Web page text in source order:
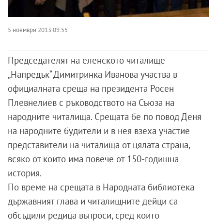
5 ноември 2013 09:55
Председателят на еленското читалище
„Напредък“ Димитринка Иванова участва в
официалната среща на президента Росен
Плевнелиев с ръководството на Съюза на
народните читалища. Срещата бе по повод Деня
на народните будители и в нея взеха участие
представители на читалища от цялата страна,
всяко от които има повече от 150-годишна
история.
По време на срещата в Народната библиотека
държавният глава и читалищните дейци са
обсъдили редица въпроси, сред които